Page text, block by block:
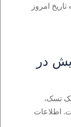
امروز
در
یک تسک،
اطلاعات